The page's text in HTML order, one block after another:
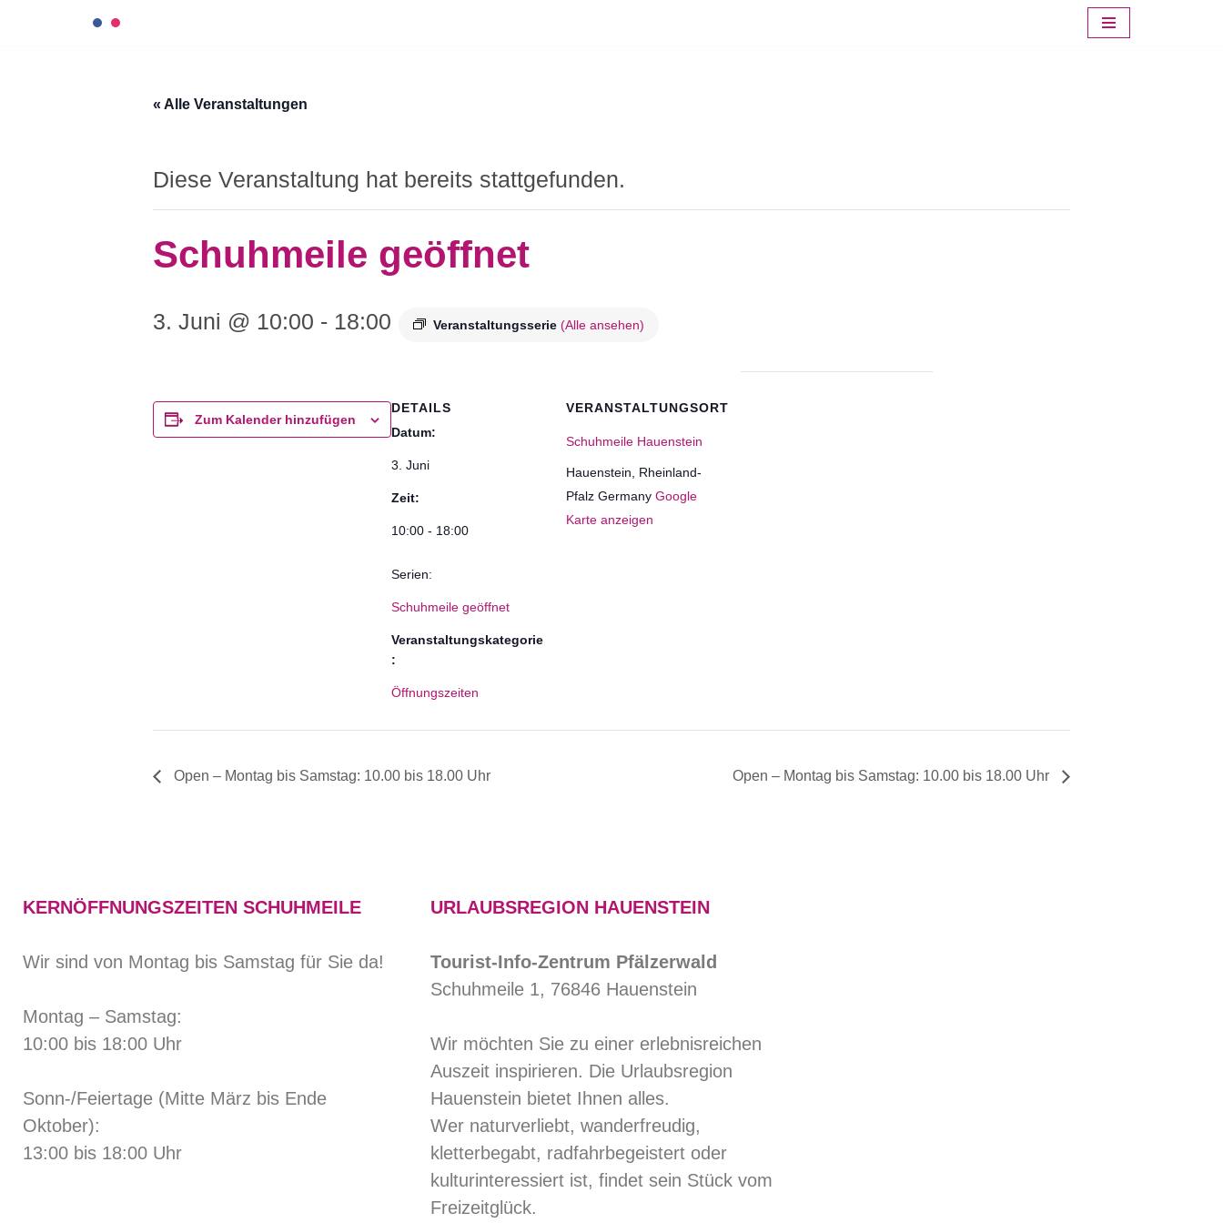
« Alle Veranstaltungen
Diese Veranstaltung hat bereits stattgefunden.
Schuhmeile geöffnet
3. Juni @ 10:00 - 18:00 Veranstaltungsserie (Alle ansehen)
Zum Kalender hinzufügen
DETAILS
Datum:
3. Juni
Zeit:
10:00 - 18:00
Serien:
Schuhmeile geöffnet
Veranstaltungskategorie
:
Öffnungszeiten
VERANSTALTUNGSORT
Schuhmeile Hauenstein
Hauenstein
Rheinland-
Pfalz Germany Google
Karte anzeigen
Open – Montag bis Samstag: 10.00 bis 18.00 Uhr Open – Montag bis Samstag: 10.00 bis 18.00 Uhr
KERNÖFFNUNGSZEITEN SCHUHMEILE
Wir sind von Montag bis Samstag für Sie da!
Montag – Samstag:
10:00 bis 18:00 Uhr
Sonn-/Feiertage (Mitte März bis Ende
Oktober):
13:00 bis 18:00 Uhr
URLAUBSREGION HAUENSTEIN
Tourist-Info-Zentrum Pfälzerwald
Schuhmeile 1, 76846 Hauenstein
Wir möchten Sie zu einer erlebnisreichen
Auszeit inspirieren. Die Urlaubsregion
Hauenstein bietet Ihnen alles.
Wer naturverliebt, wanderfreudig,
kletterbegabt, radfahrbegeistert oder
kulturinteressiert ist, findet sein Stück vom
Freizeitglück.